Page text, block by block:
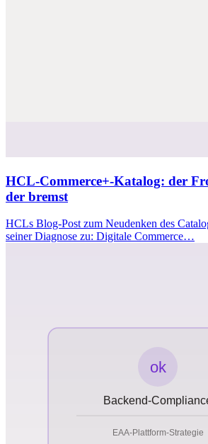
HCL-Commerce+-Katalog: der
der bremst
HCLs Blog-Post zum Neudenken des
seiner Diagnose zu: Digitale Commerce…